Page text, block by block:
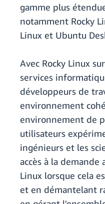
gamme plus
notamment Rocky
Linux et Ubuntu
Avec Rocky Linux
services
développeurs de
environnement
environnement de
utilisateurs
ingénieurs et les
accès à la demande
Linux lorsque cela
et en démantelant